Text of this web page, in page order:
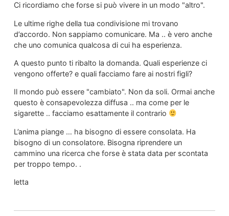
Ci ricordiamo che forse si può vivere in un modo "altro".
Le ultime righe della tua condivisione mi trovano
d’accordo. Non sappiamo comunicare. Ma .. è vero anche
che uno comunica qualcosa di cui ha esperienza.
A questo punto ti ribalto la domanda. Quali esperienze ci
vengono offerte? e quali facciamo fare ai nostri figli?
Il mondo può essere "cambiato". Non da soli. Ormai anche
questo è consapevolezza diffusa .. ma come per le
sigarette .. facciamo esattamente il contrario
L’anima piange … ha bisogno di essere consolata. Ha
bisogno di un consolatore. Bisogna riprendere un
cammino una ricerca che forse è stata data per scontata
per troppo tempo. .
letta